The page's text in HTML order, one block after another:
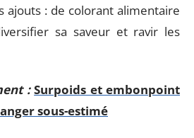
ajouts : de colorant alimentaire
sa saveur et ravir les
: Surpoids et embonpoint
sous-estimé